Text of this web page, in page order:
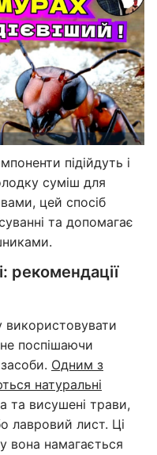
підійдуть і
суміш для
цей спосіб
та допомагає
рекомендації
використовувати
поспішаючи
Одним з
натуральні
та висушені трави,
лавровий лист. Ці
вона намагається